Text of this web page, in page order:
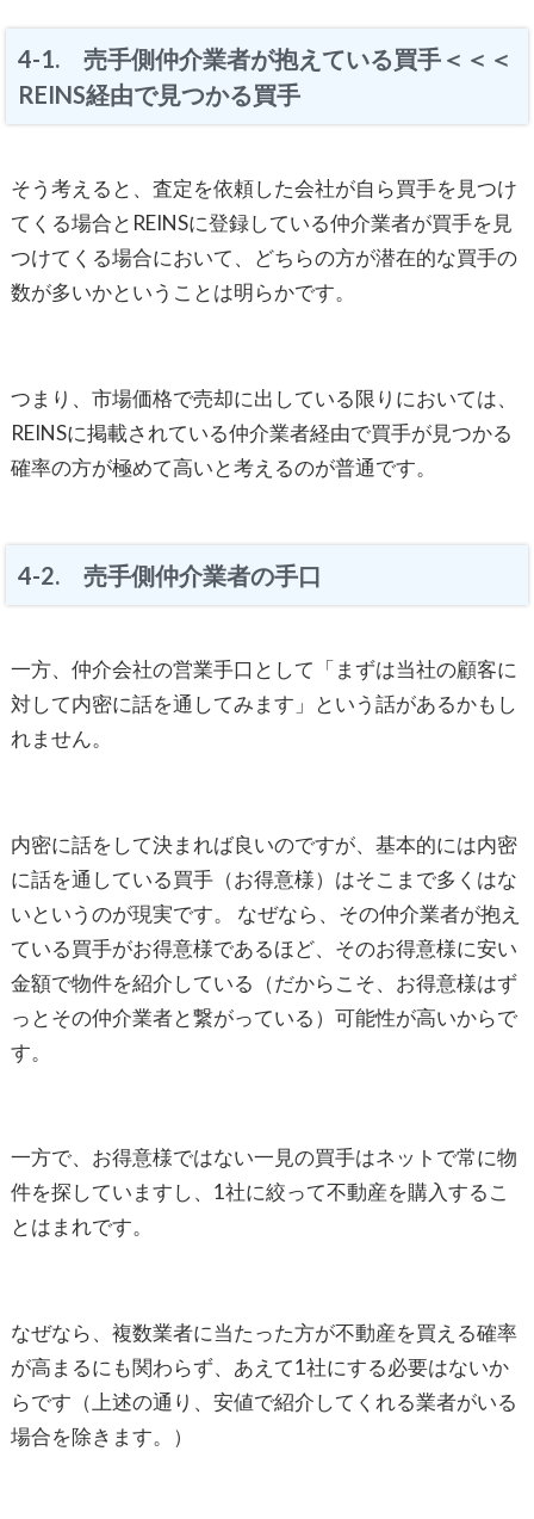
4-1. 売手側仲介業者が抱えている買手＜＜＜
REINS経由で見つかる買手
そう考えると、査定を依頼した会社が自ら買手を見つけ
てくる場合とREINSに登録している仲介業者が買手を見
つけてくる場合において、どちらの方が潜在的な買手の
数が多いかということは明らかです。
つまり、市場価格で売却に出している限りにおいては、
REINSに掲載されている仲介業者経由で買手が見つかる
確率の方が極めて高いと考えるのが普通です。
4-2. 売手側仲介業者の手口
一方、仲介会社の営業手口として「まずは当社の顧客に
対して内密に話を通してみます」という話があるかもし
れません。
内密に話をして決まれば良いのですが、基本的には内密
に話を通している買手（お得意様）はそこまで多くはな
いというのが現実です。 なぜなら、その仲介業者が抱え
ている買手がお得意様であるほど、そのお得意様に安い
金額で物件を紹介している（だからこそ、お得意様はず
っとその仲介業者と繋がっている）可能性が高いからで
す。
一方で、お得意様ではない一見の買手はネットで常に物
件を探していますし、1社に絞って不動産を購入するこ
とはまれです。
なぜなら、複数業者に当たった方が不動産を買える確率
が高まるにも関わらず、あえて1社にする必要はないか
らです（上述の通り、安値で紹介してくれる業者がいる
場合を除きます。）